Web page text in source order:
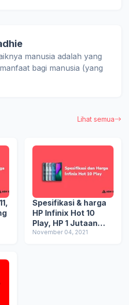
manusia adalah yang
bagi manusia (yang
Lihat semua
Spesifikasi & harga
HP Infinix Hot 10
Play, HP 1 Jutaan
dengan Chipset
November 04, 2021